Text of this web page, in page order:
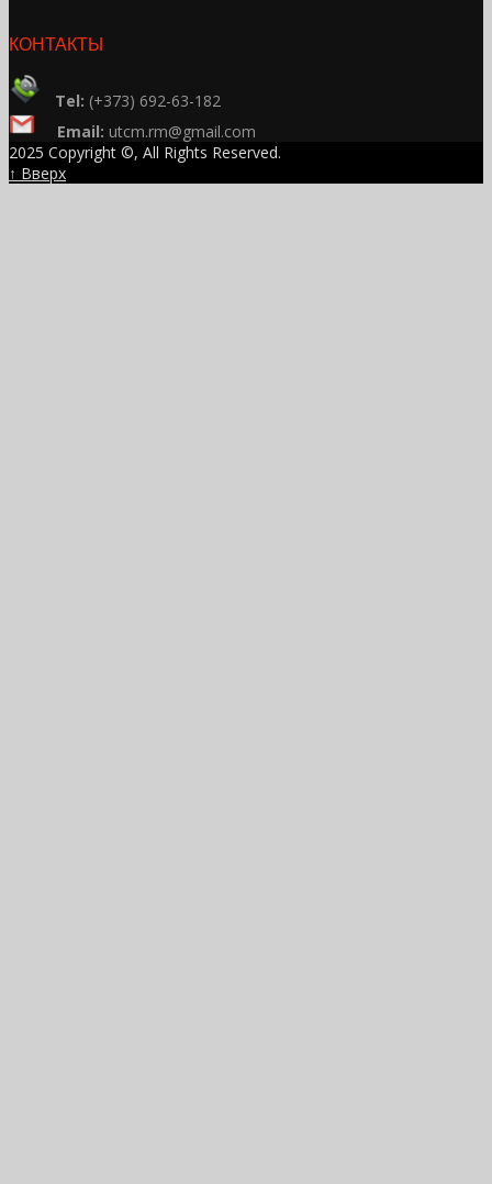
КОНТАКТЫ
Tel: (+373) 692-63-182
Email: utcm.rm@gmail.com
2025 Copyright ©, All Rights Reserved.
↑ Вверх